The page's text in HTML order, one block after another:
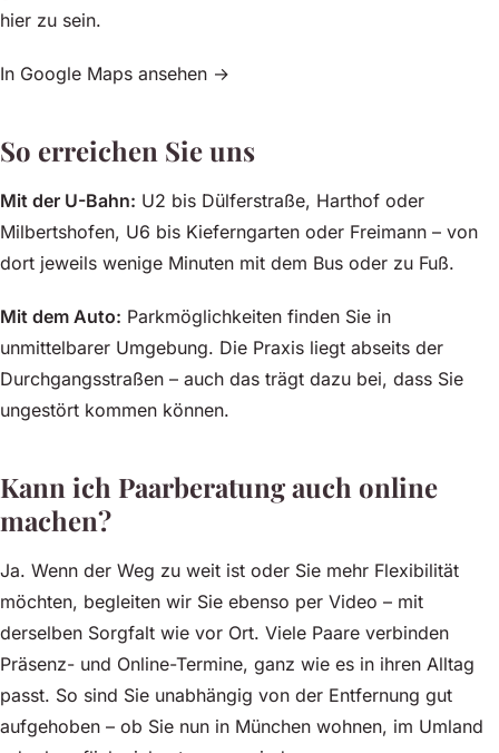
hier zu sein.
In Google Maps ansehen →
So erreichen Sie uns
Mit der U-Bahn: U2 bis Dülferstraße, Harthof oder
Milbertshofen, U6 bis Kieferngarten oder Freimann – von
dort jeweils wenige Minuten mit dem Bus oder zu Fuß.
Mit dem Auto: Parkmöglichkeiten finden Sie in
unmittelbarer Umgebung. Die Praxis liegt abseits der
Durchgangsstraßen – auch das trägt dazu bei, dass Sie
ungestört kommen können.
Kann ich Paarberatung auch online
machen?
Ja. Wenn der Weg zu weit ist oder Sie mehr Flexibilität
möchten, begleiten wir Sie ebenso per Video – mit
derselben Sorgfalt wie vor Ort. Viele Paare verbinden
Präsenz- und Online-Termine, ganz wie es in ihren Alltag
passt. So sind Sie unabhängig von der Entfernung gut
aufgehoben – ob Sie nun in München wohnen, im Umland